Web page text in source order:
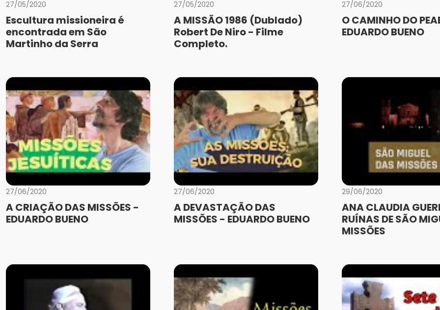
27/05/2020
Escultura missioneira é
encontrada em São
Martinho da Serra
27/05/2020
A MISSÃO 1986 (Dublado)
Robert De Niro - Filme
Completo.
27/06/2020
O CAMINHO DO
EDUARDO BUENO
27/06/2020
A CRIAÇÃO DAS MISSÕES -
EDUARDO BUENO
27/06/2020
A DEVASTAÇÃO DAS
MISSÕES - EDUARDO BUENO
29/06/2020
ANA CLAUDIA
RUÍNAS DE SÃO
MISSÕES